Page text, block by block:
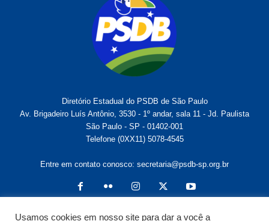
Diretório Estadual do PSDB de São Paulo
Av. Brigadeiro Luís Antônio, 3530 - 1º andar, sala 11 - Jd. Paulista
São Paulo - SP - 01402-001
Telefone (0XX11) 5078-4545
Entre em contato conosco: secretaria@psdb-sp.org.br
Usamos cookies em nosso site para dar a você a